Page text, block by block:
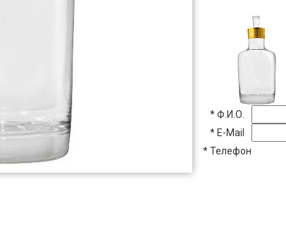
*Ф.И.О.
* E-Mail
*Телефон